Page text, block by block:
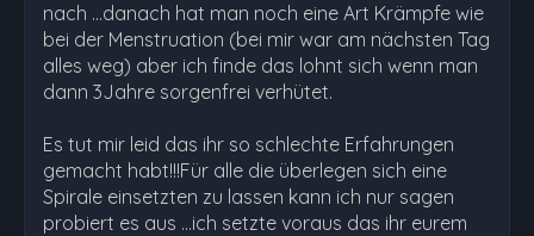
nach ...danach hat man noch eine Art Krämpfe wie
bei der Menstruation (bei mir war am nächsten Tag
alles weg) aber ich finde das lohnt sich wenn man
dann 3Jahre sorgenfrei verhütet.
Es tut mir leid das ihr so schlechte Erfahrungen
gemacht habt!!!Für alle die überlegen sich eine
Spirale einsetzten zu lassen kann ich nur sagen
probiert es aus ...ich setzte voraus das ihr eurem